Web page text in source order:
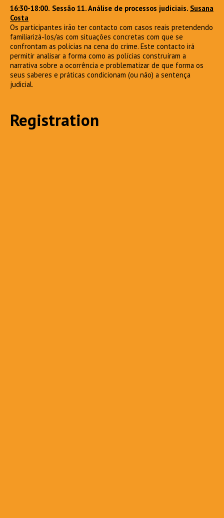
16:30-18:00. Sessão 11. Análise de processos judiciais. Susana
Costa
Os participantes irão ter contacto com casos reais pretendendo
familiarizá-los/as com situações concretas com que se
confrontam as polícias na cena do crime. Este contacto irá
permitir analisar a forma como as polícias construíram a
narrativa sobre a ocorrência e problematizar de que forma os
seus saberes e práticas condicionam (ou não) a sentença
judicial.
Registration